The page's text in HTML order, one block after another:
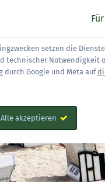
setzen die
Google und Meta auf
Alle akzeptieren